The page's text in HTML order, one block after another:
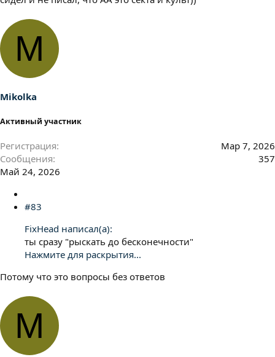
M
Mikolka
Активный участник
Регистрация
Мар 7, 2026
Сообщения
357
Май 24, 2026
#83
FixHead написал(а):
ты сразу "рыскать до бесконечности"
Нажмите для раскрытия...
Потому что это вопросы без ответов
M